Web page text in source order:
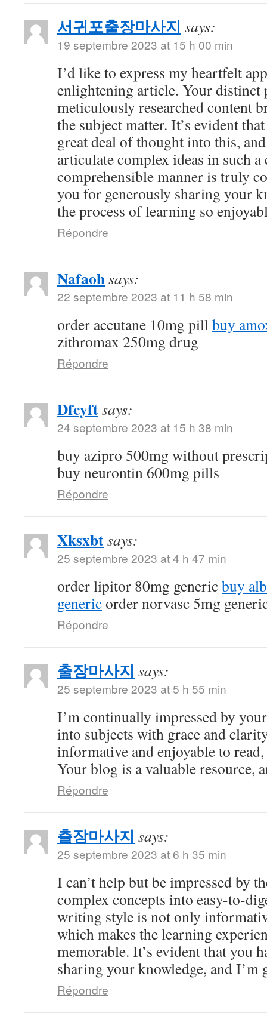
서귀포출장마사지 says:
19 septembre 2023 at 15 h 00 min
I’d like to express my heartfelt
enlightening article. Your distinct
meticulously researched content
the subject matter. It’s evident
great deal of thought into this,
articulate complex ideas in such a
comprehensible manner is truly
you for generously sharing your
the process of learning so
Répondre
Nafaohsays:
22 septembre 2023 at 11 h 58 min
order accutane 10mg pillbuy
zithromax 250mg drug
Répondre
Dfcyftsays:
24 septembre 2023 at 15 h 38 min
buy azipro 500mg without
buy neurontin 600mg pills
Répondre
Xksxbtsays:
25 septembre 2023 at 4 h 47 min
order lipitor 80mg genericbuy
genericorder norvasc 5mg
Répondre
출장마사지 says:
25 septembre 2023 at 5 h 55 min
I’m continually impressed by
into subjects with grace and
informative and enjoyable to
Your blog is a valuable resource,
Répondre
출장마사지 says:
25 septembre 2023 at 6 h 35 min
I can’t help but be impressed by
complex concepts into easy-to-
writing style is not only
which makes the learning
memorable. It’s evident that you
sharing your knowledge, and I’m
Répondre